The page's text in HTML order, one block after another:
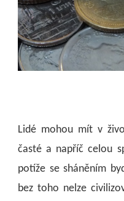
Lidé mohou mít v
časté a napříč celou
potíže se sháněním
bez toho nelze